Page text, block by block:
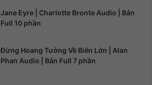
Jane Eyre | Charlotte Bronte Audio | Bản
Full 10 phần
Đừng Hoang Tưởng Về Biển Lớn | Alan
Phan Audio | Bản Full 7 phần